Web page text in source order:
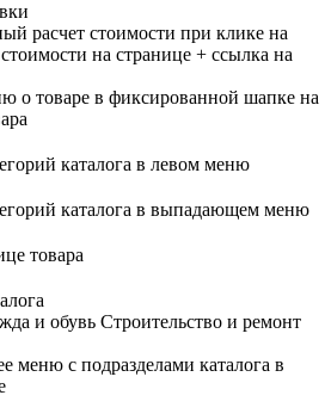
расчет стоимости при клике на
на странице + ссылка на
о товаре в фиксированной шапке на
каталога в левом меню
каталога в выпадающем меню
товара
и обувь Строительство и ремонт
меню с подразделами каталога в